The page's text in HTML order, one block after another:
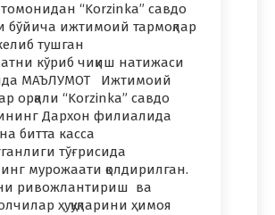
“Korzinka” савдо
бўйича ижтимоий тармоқлар
тушган
кўриб чиқиш натижаси
МАЪЛУМОТ Ижтимоий
орқали “Korzinka” савдо
Дархон филиалида
битта касса
тўғрисида
мурожаати қолдирилган.
ривожлантириш ва
ҳуқуқларини ҳимоя